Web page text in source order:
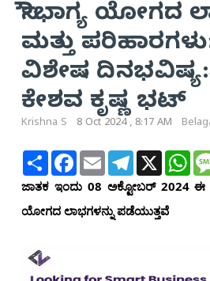
ಸೌಭಾಗ್ಯ ಯೋಗದ
ಮತ್ತು
ವಿಶೇಷ
ಕೇಶವ ಕೃಷ್ಣ ಭಟ್
Krishna S 8 Oct 2024 , 8:17 AM
ShareFacebook
Email Telegram
X
ಜಾತಕ ಇಂದು 08 ಅಕ್ಟೋಬರ್ 2024 ಈ
ಯೋಗದ ಲಾಭಗಳನ್ನು ಪಡೆಯುತ್ತವೆ